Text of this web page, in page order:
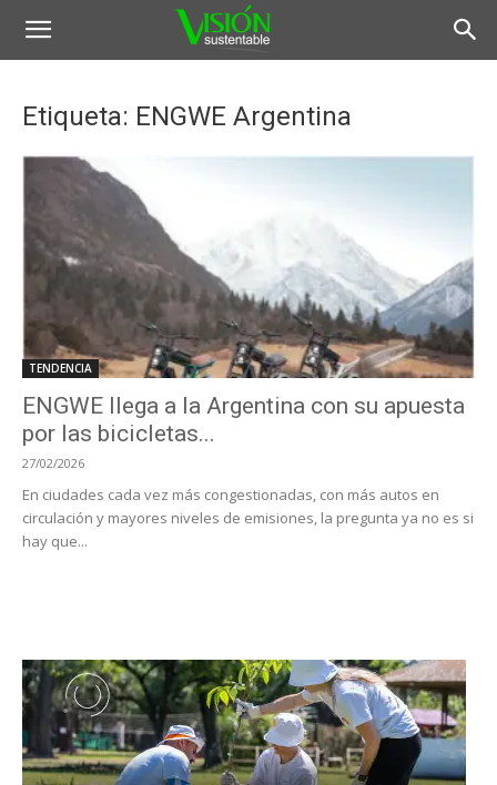
Etiqueta: ENGWE Argentina
TENDENCIA
ENGWE llega a la Argentina con su apuesta
por las bicicletas...
27/02/2026
En ciudades cada vez más congestionadas, con más autos en
circulación y mayores niveles de emisiones, la pregunta ya no es si
hay que...